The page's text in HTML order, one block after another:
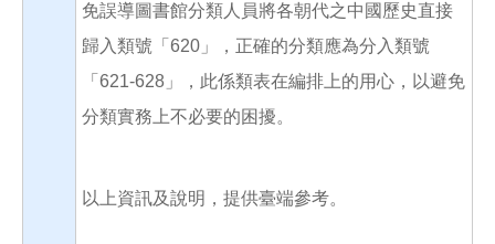
免誤導圖書館分類人員將各朝代之中國歷史直接
歸入類號「620」，正確的分類應為分入類號
「621-628」，此係類表在編排上的用心，以避免
分類實務上不必要的困擾。
以上資訊及說明，提供臺端參考。